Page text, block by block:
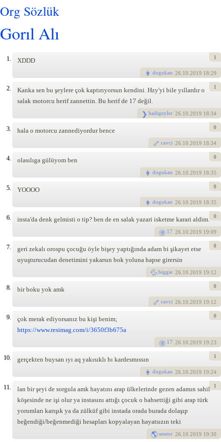
Org Sözlük
Gorıl Alı
1. XDDD
dogukan 26.10.2019 18:29
1
2.
Kanka sen bu şeylere çok kaptırıyorsun kendini. Hzy'yi bile yıllardır o
salak motorcu herif zannettin. Bu herif de 17 değil.
hadigeyler 26.10.2019 18:34
1
3. hala o motorcu zannediyordur bence
cavci 26.10.2019 18:34
0
4. olasılıga gülüyom ben
dogukan 26.10.2019 18:35
0
5. YOOOO
dogukan 26.10.2019 18:35
0
6. insta'da denk gelmisti o tip? ben de en salak yazari isketme karari aldim.
17 26.10.2019 19:09
0
7.
geri zekalı orospu çocuğu öyle bişey yaptığında adam bi şikayet etse
uyuşturucudan denetimini yakarsın bok yoluna hapse girersin
biggie 26.10.2019 19:12
0
8. bir boku yok amk
cavci 26.10.2019 19:12
0
9.
çok merak ediyorsanız bu kişi benim;
https://www.resimag.com/i/3650f3b675a
17 26.10.2019 19:23
0
10. gerçekten buysan ıyı aq yakısıklı bı kardesmıssın
dogukan 26.10.2019 19:24
1
11.
lan bir şeyi de sorgula amk hayatını arap ülkelerinde gezen adamın sahil
köşesinde ne işi olur ya instasını attığı çocuk o bahsettiği gibi arap türk
yorumları karışık ya da zülküf gibi instada orada burada dolaşıp
beğendiği/beğenmediği hesapları kopyalayan hayatsızın teki
sentor 26.10.2019 19:30
1